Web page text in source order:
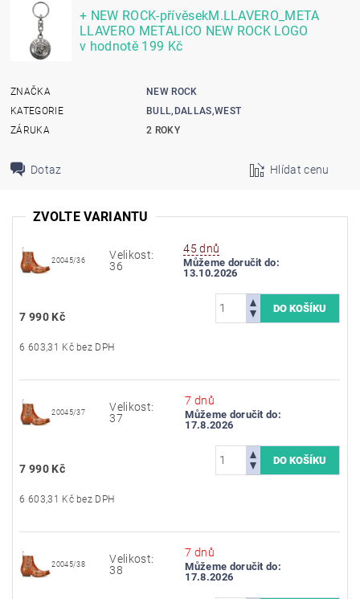
+ NEW ROCK-přívěsekM.LLAVERO_META
LLAVERO METALICO NEW ROCK LOGO
v hodnotě 199 Kč
ZNAČKA
NEW ROCK
KATEGORIE
BULL,DALLAS,WEST
ZÁRUKA
2 ROKY
Dotaz Hlídat cenu
ZVOLTE VARIANTU
20045/36
Velikost:
36
45 dnů
Můžeme doručit do:
13.10.2026
7 990 Kč
6 603,31 Kč bez DPH
20045/37
Velikost:
37
7 dnů
Můžeme doručit do:
17.8.2026
7 990 Kč
6 603,31 Kč bez DPH
20045/38
Velikost:
38
7 dnů
Můžeme doručit do:
17.8.2026